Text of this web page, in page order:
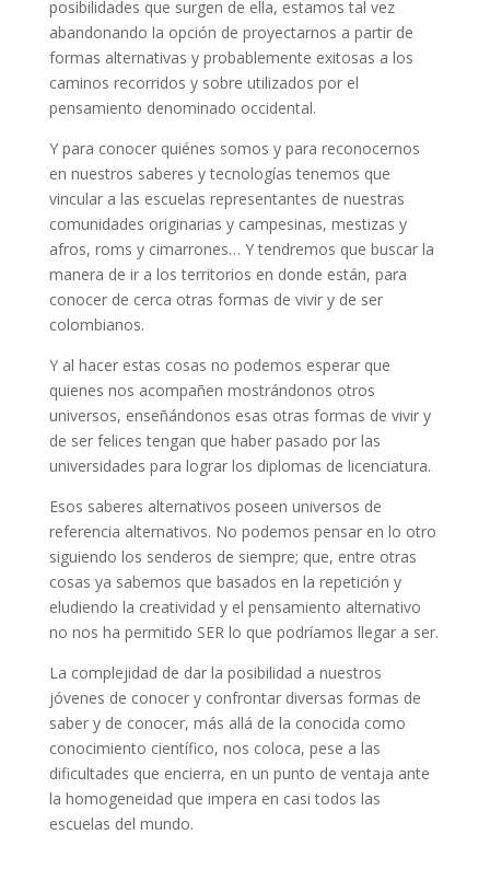
posibilidades que surgen de ella, estamos tal vez
abandonando la opción de proyectarnos a partir de
formas alternativas y probablemente exitosas a los
caminos recorridos y sobre utilizados por el
pensamiento denominado occidental.
Y para conocer quiénes somos y para reconocernos
en nuestros saberes y tecnologías tenemos que
vincular a las escuelas representantes de nuestras
comunidades originarias y campesinas, mestizas y
afros, roms y cimarrones… Y tendremos que buscar la
manera de ir a los territorios en donde están, para
conocer de cerca otras formas de vivir y de ser
colombianos.
​Y al hacer estas cosas no podemos esperar que
quienes nos acompañen mostrándonos otros
universos, enseñándonos esas otras formas de vivir y
de ser felices tengan que haber pasado por las
universidades para lograr los diplomas de licenciatura.
Esos saberes alternativos poseen universos de
referencia alternativos. No podemos pensar en lo otro
siguiendo los senderos de siempre; que, entre otras
cosas ya sabemos que basados en la repetición y
eludiendo la creatividad y el pensamiento alternativo
no nos ha permitido SER lo que podríamos llegar a ser.
​La complejidad de dar la posibilidad a nuestros
jóvenes de conocer y confrontar diversas formas de
saber y de conocer, más allá de la conocida como
conocimiento científico, nos coloca, pese a las
dificultades que encierra, en un punto de ventaja ante
la homogeneidad que impera en casi todos las
escuelas del mundo.